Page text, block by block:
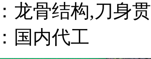
龙骨结构,刀身
国内代工